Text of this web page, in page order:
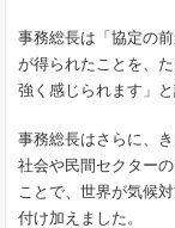
事務総長は「協定の
が得られたことを、
強く感じられます」と
事務総長はさらに、
社会や民間セクター
ことで、世界が気候
付け加えました。